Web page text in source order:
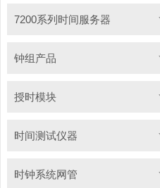
7200系列时间服务器
钟组产品
授时模块
时间测试仪器
时钟系统网管